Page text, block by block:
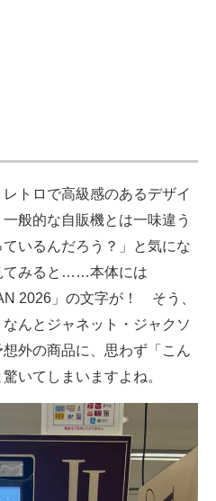
トロで高級感のあるデザイ
般的な自販機とは一味違う
いるんだろう？」と気にな
てみると……本体には
2026」の文字が！ そう、
んとジャネット・ジャクソ
外の商品に、思わず「こん
いてしまいますよね。